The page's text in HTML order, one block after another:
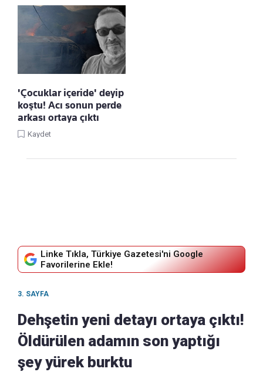
'Çocuklar içeride' deyip
koştu! Acı sonun perde
arkası ortaya çıktı
Kaydet
Linke Tıkla, Türkiye Gazetesi'ni Google
Favorilerine Ekle!
3. SAYFA
Dehşetin yeni detayı ortaya çıktı!
Öldürülen adamın son yaptığı
şey yürek burktu